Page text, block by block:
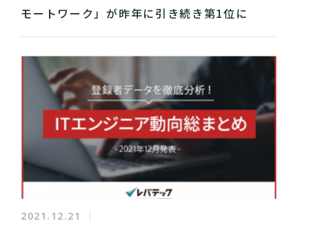
モートワーク」が昨年に引き続き第1位に
2021.12.21